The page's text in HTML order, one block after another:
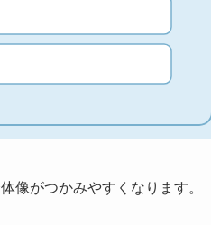
像がつかみやすくなります。